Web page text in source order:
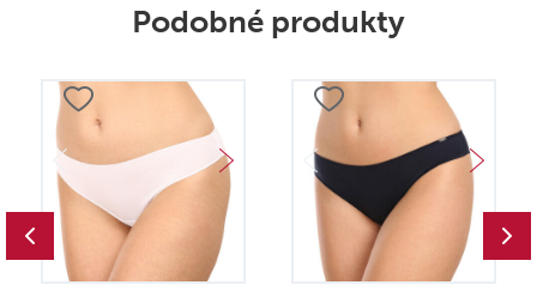
Podobné produkty